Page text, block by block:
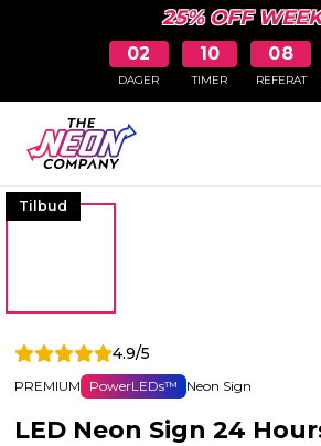
25% OFF
02
DAGER
10
TIMER
08
REFERAT
Tilbud
4.9/5
PREMIUM PowerLEDs™ Neon Sign
LED Neon Sign 24